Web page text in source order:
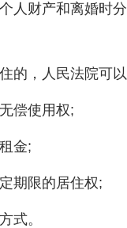
财产和离婚时分
，人民法院可以
偿使用权;
金;
期限的居住权;
式。